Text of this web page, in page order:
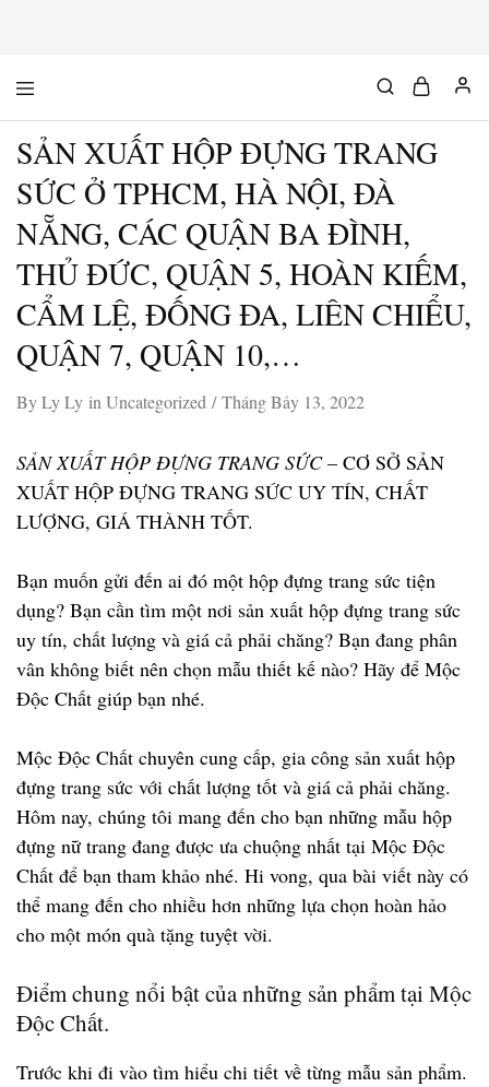
độc
&
chất
SẢN XUẤT HỘP ĐỰNG TRANG
SỨC Ở TPHCM, HÀ NỘI, ĐÀ
NẴNG, CÁC QUẬN BA ĐÌNH,
THỦ ĐỨC, QUẬN 5, HOÀN KIẾM,
CẨM LỆ, ĐỐNG ĐA, LIÊN CHIỂU,
QUẬN 7, QUẬN 10,…
ByLy Ly in Uncategorized Tháng Bảy 13, 2022
SẢN XUẤT HỘP ĐỰNG TRANG SỨC– CƠ SỞ SẢN
XUẤT HỘP ĐỰNG TRANG SỨC UY TÍN, CHẤT
LƯỢNG, GIÁ THÀNH TỐT.
Bạn muốn gửi đến ai đó một hộp đựng trang sức tiện
dụng? Bạn cần tìm một nơi sản xuất hộp đựng trang sức
uy tín, chất lượng và giá cả phải chăng? Bạn đang phân
vân không biết nên chọn mẫu thiết kế nào? Hãy để Mộc
Độc Chất giúp bạn nhé.
Mộc Độc Chất chuyên cung cấp, gia công sản xuất hộp
đựng trang sức với chất lượng tốt và giá cả phải chăng.
Hôm nay, chúng tôi mang đến cho bạn những mẫu hộp
đựng nữ trang đang được ưa chuộng nhất tại Mộc Độc
Chất để bạn tham khảo nhé. Hi vong, qua bài viết này có
thể mang đến cho nhiều hơn những lựa chọn hoàn hảo
cho một món quà tặng tuyệt vời.
Điểm chung nổi bật của những sản phẩm tại Mộc
Độc Chất.
Trước khi đi vào tìm hiểu chi tiết về từng mẫu sản phẩm.